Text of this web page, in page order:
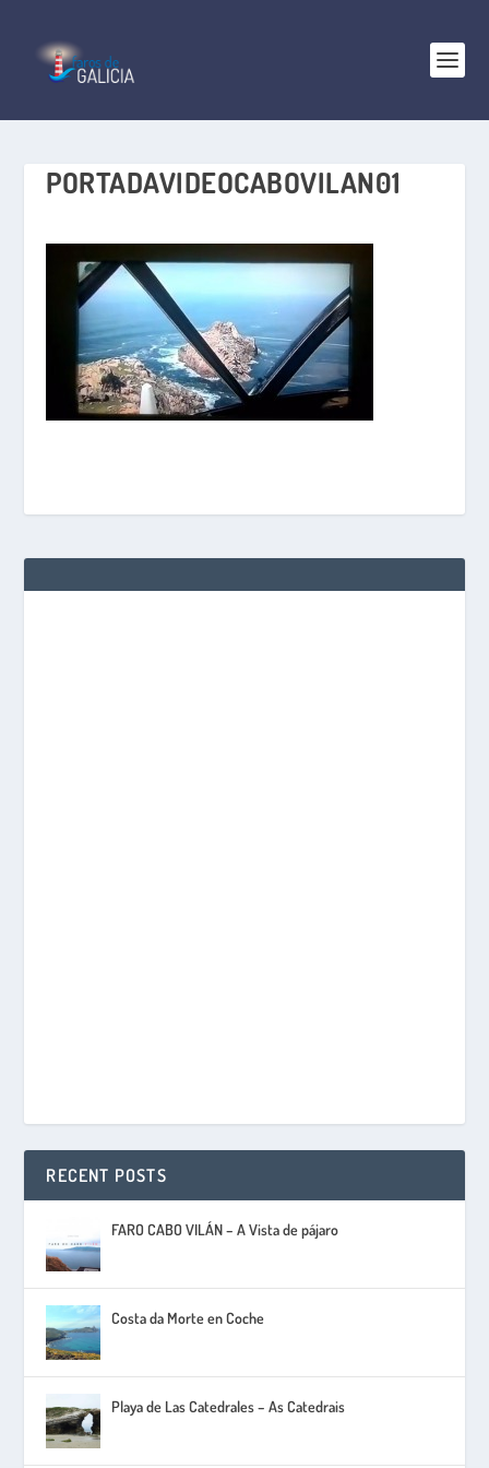
PORTADAVIDEOCABOVILAN01
RECENT POSTS
FARO CABO VILÁN – A Vista de pájaro
Costa da Morte en Coche
Playa de Las Catedrales – As Catedrais